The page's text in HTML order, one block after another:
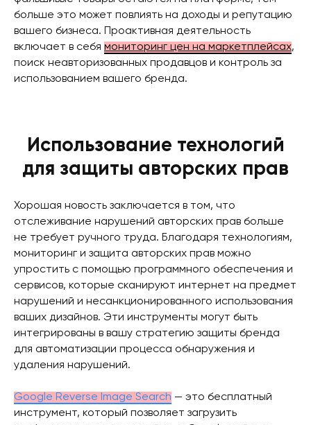
больше это может повлиять на доходы и репутацию
вашего бизнеса. Проактивная деятельность
включает в себя мониторинг цен на маркетплейсах,
поиск неавторизованных продавцов и контроль за
использованием вашего бренда.
Использование технологий
для защиты авторских прав
Хорошая новость заключается в том, что
отслеживание нарушений авторских прав больше
не требует ручного труда. Благодаря технологиям,
мониторинг и защита авторских прав можно
упростить с помощью программного обеспечения и
сервисов, которые сканируют интернет на предмет
нарушений и несанкционированного использования
ваших дизайнов. Эти инструменты могут быть
интегрированы в вашу стратегию защиты бренда
для автоматизации процесса обнаружения и
удаления нарушений.
Google Reverse Image Search — это бесплатный
инструмент, который позволяет загрузить